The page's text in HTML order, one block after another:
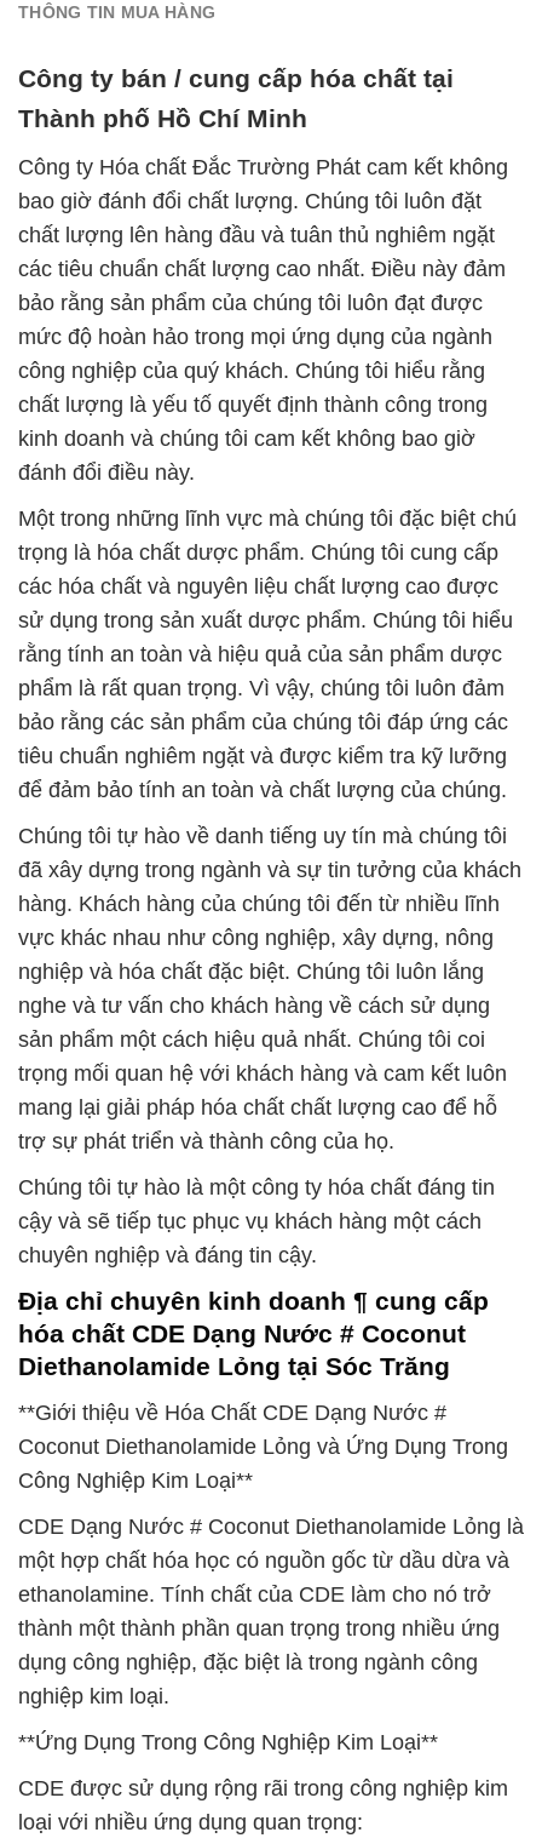
THÔNG TIN MUA HÀNG
Công ty bán / cung cấp hóa chất tại
Thành phố Hồ Chí Minh
Công ty Hóa chất Đắc Trường Phát cam kết không
bao giờ đánh đổi chất lượng. Chúng tôi luôn đặt
chất lượng lên hàng đầu và tuân thủ nghiêm ngặt
các tiêu chuẩn chất lượng cao nhất. Điều này đảm
bảo rằng sản phẩm của chúng tôi luôn đạt được
mức độ hoàn hảo trong mọi ứng dụng của ngành
công nghiệp của quý khách. Chúng tôi hiểu rằng
chất lượng là yếu tố quyết định thành công trong
kinh doanh và chúng tôi cam kết không bao giờ
đánh đổi điều này.
Một trong những lĩnh vực mà chúng tôi đặc biệt chú
trọng là hóa chất dược phẩm. Chúng tôi cung cấp
các hóa chất và nguyên liệu chất lượng cao được
sử dụng trong sản xuất dược phẩm. Chúng tôi hiểu
rằng tính an toàn và hiệu quả của sản phẩm dược
phẩm là rất quan trọng. Vì vậy, chúng tôi luôn đảm
bảo rằng các sản phẩm của chúng tôi đáp ứng các
tiêu chuẩn nghiêm ngặt và được kiểm tra kỹ lưỡng
để đảm bảo tính an toàn và chất lượng của chúng.
Chúng tôi tự hào về danh tiếng uy tín mà chúng tôi
đã xây dựng trong ngành và sự tin tưởng của khách
hàng. Khách hàng của chúng tôi đến từ nhiều lĩnh
vực khác nhau như công nghiệp, xây dựng, nông
nghiệp và hóa chất đặc biệt. Chúng tôi luôn lắng
nghe và tư vấn cho khách hàng về cách sử dụng
sản phẩm một cách hiệu quả nhất. Chúng tôi coi
trọng mối quan hệ với khách hàng và cam kết luôn
mang lại giải pháp hóa chất chất lượng cao để hỗ
trợ sự phát triển và thành công của họ.
Chúng tôi tự hào là một công ty hóa chất đáng tin
cậy và sẽ tiếp tục phục vụ khách hàng một cách
chuyên nghiệp và đáng tin cậy.
Địa chỉ chuyên kinh doanh ¶ cung cấp
hóa chất CDE Dạng Nước # Coconut
Diethanolamide Lỏng tại Sóc Trăng
**Giới thiệu về Hóa Chất CDE Dạng Nước #
Coconut Diethanolamide Lỏng và Ứng Dụng Trong
Công Nghiệp Kim Loại**
CDE Dạng Nước # Coconut Diethanolamide Lỏng là
một hợp chất hóa học có nguồn gốc từ dầu dừa và
ethanolamine. Tính chất của CDE làm cho nó trở
thành một thành phần quan trọng trong nhiều ứng
dụng công nghiệp, đặc biệt là trong ngành công
nghiệp kim loại.
**Ứng Dụng Trong Công Nghiệp Kim Loại**
CDE được sử dụng rộng rãi trong công nghiệp kim
loại với nhiều ứng dụng quan trọng: